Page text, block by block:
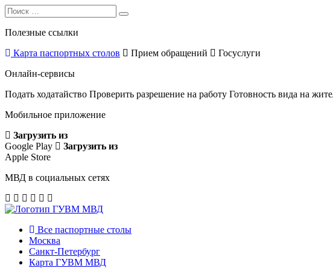
Search
for:
Search
Полезные ссылки
Карта паспортных столов
Прием обращений
Госуслуги
Онлайн-сервисы
Подать ходатайство Проверить разрешение на работу Готовность вида на
Мобильное приложение
Загрузить из
Google Play
Загрузить из
Apple Store
МВД в социальных сетях
Все паспортные столы
Москва
Санкт-Петербург
Карта ГУВМ МВД